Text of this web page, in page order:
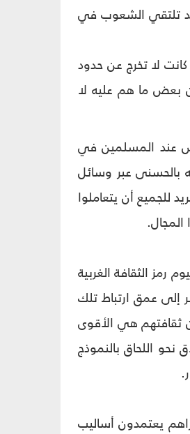
قد تلتقي الشعوب في
لا تخرج عن حدود
بعض ما هم عليه لا
عند المسلمين في
بالحسنى عبر وسائل
للجميع أن يتعاملوا
رمز الثقافة الغربية
عمق ارتباط تلك
ثقافتهم هي الأقوى
اللحاق بالنموذج
يعتمدون أساليب